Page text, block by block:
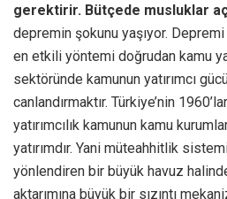
gerektirir. Bütçede musluklar
depremin şokunu yaşıyor.
en etkili yöntemi doğrudan kamu
sektöründe kamunun yatırımcı
canlandırmaktır. Türkiye’nin
yatırımcılık kamunun kamu
yatırımdır. Yani müteahhitlik
yönlendiren bir büyük havuz
aktarımına büyük bir sızıntı